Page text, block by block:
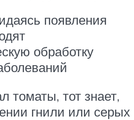
появления
обработку
томаты, тот знает,
гнили или серых